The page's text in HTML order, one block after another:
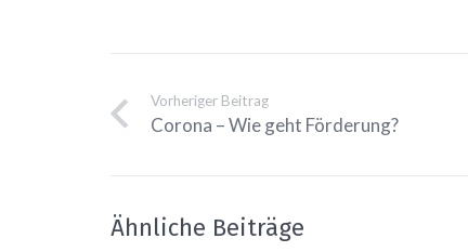
Vorheriger Beitrag
Corona – Wie geht Förderung?
Ähnliche Beiträge